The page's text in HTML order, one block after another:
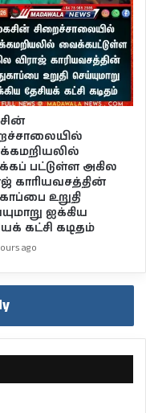
பட்டுள்ள அகில
காரியவசத்தின்
உறுதி
ஐக்கிய
கட்சி கடிதம்
ago